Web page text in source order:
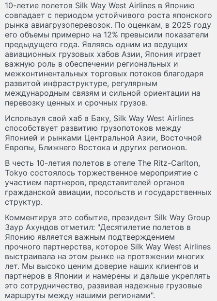
10-летие полетов Silk Way West Airlines в Японию
совпадает с периодом устойчивого роста японского
рынка авиагрузоперевозок. По оценкам, в 2025 году
его объемы примерно на 12% превысили показатели
предыдущего года. Являясь одним из ведущих
авиационных грузовых хабов Азии, Япония играет
важную роль в обеспечении региональных и
межконтинентальных торговых потоков благодаря
развитой инфраструктуре, регулярным
международным связям и сильной ориентации на
перевозку ценных и срочных грузов.
Используя свой хаб в Баку, Silk Way West Airlines
способствует развитию грузопотоков между
Японией и рынками Центральной Азии, Восточной
Европы, Ближнего Востока и других регионов.
В честь 10-летия полетов в отеле The Ritz-Carlton,
Tokyo состоялось торжественное мероприятие с
участием партнеров, представителей органов
гражданской авиации, посольств и государственных
структур.
Комментируя это событие, президент Silk Way Group
Заур Ахундов отметил: "Десятилетие полетов в
Японию является важным подтверждением
прочного партнерства, которое Silk Way West Airlines
выстраивала на этом рынке на протяжении многих
лет. Мы высоко ценим доверие наших клиентов и
партнеров в Японии и намерены и дальше укреплять
это сотрудничество, развивая надежные грузовые
маршруты между нашими регионами".